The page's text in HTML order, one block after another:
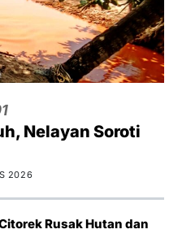
Nelayan Soroti
2026
Rusak Hutan dan